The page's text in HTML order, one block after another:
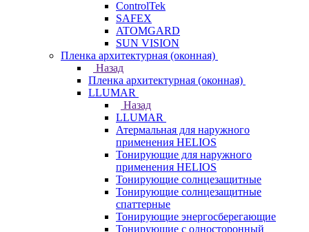
ControlTek
SAFEX
ATOMGARD
SUN VISION
Пленка архитектурная (оконная)
Назад
Пленка архитектурная (оконная)
LLUMAR
Назад
LLUMAR
Атермальная для наружного
применения HELIOS
Тонирующие для наружного
применения HELIOS
Тонирующие солнцезащитные
Тонирующие солнцезащитные
спаттерные
Тонирующие энергосберегающие
Тонирующие с односторонный